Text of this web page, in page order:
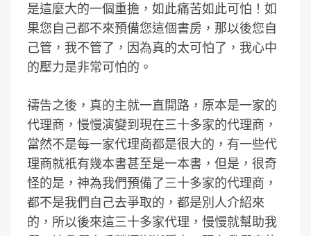
是這麼大的一個重擔，如此痛苦如此可怕！如
果您自己都不來預備您這個書房，那以後您自
己管，我不管了，因為真的太可怕了，我心中
的壓力是非常可怕的。
禱告之後，真的主就一直開路，原本是一家的
代理商，慢慢演變到現在三十多家的代理商，
當然不是每一家代理商都是很大的，有一些代
理商就衹有幾本書甚至是一本書，但是，很奇
怪的是，神為我們預備了三十多家的代理商，
都不是我們自己去爭取的，都是別人介紹來
的，所以後來這三十多家代理，慢慢就幫助我